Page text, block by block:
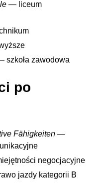
— liceum
szkoła zawodowa
po
Fähigkeiten —
negocjacyjne
jazdy kategorii B